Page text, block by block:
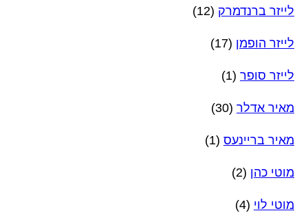
לייזר ברנדמרק (12)
לייזר הופמן (17)
לייזר סופר (1)
מאיר אדלר (30)
מאיר בריינעס (1)
מוטי כהן (2)
מוטי לוי (4)